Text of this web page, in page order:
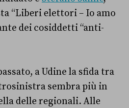
“Liberi elettori – Io amo
dei cosiddetti “anti-
a Udine la sfida tra
sembra più in
delle regionali. Alle